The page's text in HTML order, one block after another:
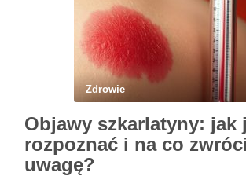
Zdrowie
Objawy szkarlatyny: jak
rozpoznać i na co
uwagę?